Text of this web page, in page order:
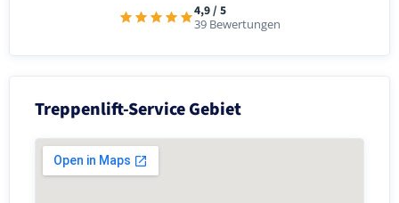
4,9 / 5
39 Bewertungen
Treppenlift-Service Gebiet